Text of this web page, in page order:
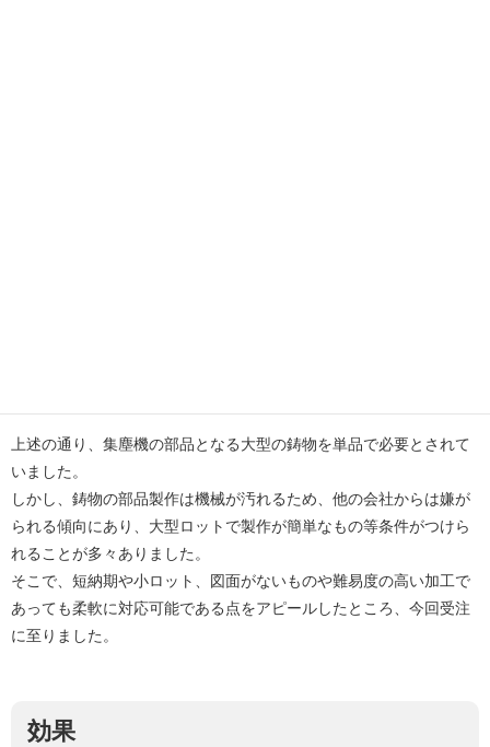
上述の通り、集塵機の部品となる大型の鋳物を単品で必要とされて
いました。
しかし、鋳物の部品製作は機械が汚れるため、他の会社からは嫌が
られる傾向にあり、大型ロットで製作が簡単なもの等条件がつけら
れることが多々ありました。
そこで、短納期や小ロット、図面がないものや難易度の高い加工で
あっても柔軟に対応可能である点をアピールしたところ、今回受注
に至りました。
効果